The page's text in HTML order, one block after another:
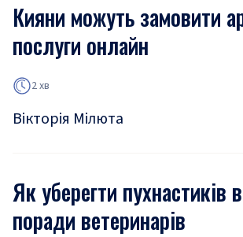
Кияни можуть замовити
послуги онлайн
2 хв
Вікторія Мілюта
Як уберегти пухнастиків
поради ветеринарів